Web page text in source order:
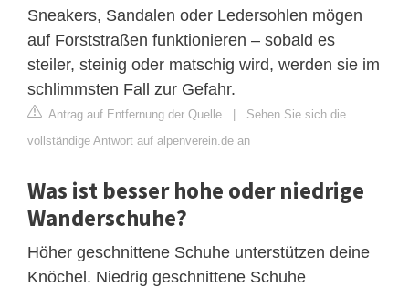
Sneakers, Sandalen oder Ledersohlen mögen
auf Forststraßen funktionieren – sobald es
steiler, steinig oder matschig wird, werden sie im
schlimmsten Fall zur Gefahr.
Antrag auf Entfernung der Quelle | Sehen Sie sich die
vollständige Antwort auf alpenverein.de an
Was ist besser hohe oder niedrige
Wanderschuhe?
Höher geschnittene Schuhe unterstützen deine
Knöchel. Niedrig geschnittene Schuhe